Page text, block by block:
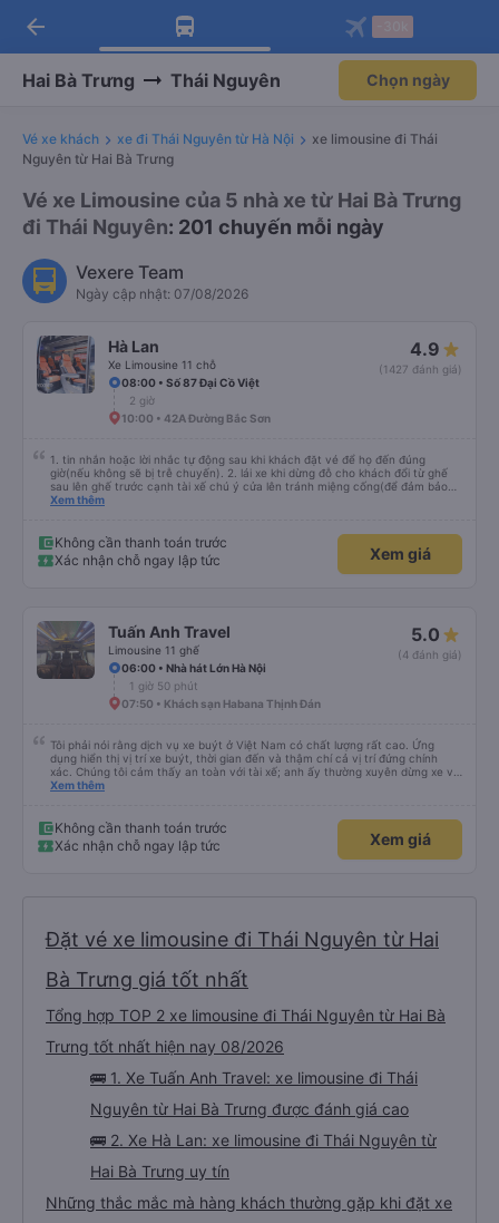
Tải app Vexere ngay!
Nhận ưu đãi thành viên độc
Mở app
Tải app Vexere
-30k/ghế khi đặt vé máy bay qua
Mở app
arrow_back
Hai Bà Trưng Thái Nguyên Chọn ngày
Vé xe khách xe đi Thái Nguyên từ Hà Nội
xe limousine đi Thái
Nguyên từ Hai Bà Trưng
Vé xe Limousine của 5 nhà xe từ Hai Bà Trưng
đi Thái Nguyên: 201 chuyến mỗi ngày
Vexere Team
Ngày cập nhật: 07/08/2026
Hà Lan
Xe Limousine 11 chỗ
4.9
(1427 đánh giá)
08:00 • Số 87 Đại Cồ Việt
2 giờ
10:00 • 42A Đường Bắc Sơn
1. tin nhắn hoặc lời nhắc tự động sau khi khách đặt vé để họ đến đúng
giờ(nếu không sẽ bị trễ chuyến). 2. lái xe khi dừng đỗ cho khách đổi từ ghế
sau lên ghế trước cạnh tài xế chú ý cửa lên tránh miệng cống(để đảm bảo
an toàn cho khách- tại HN: miệng cống bằng sắt chữ nhật dạng ô lưới, cửa
Tng kịp 20h, để khách nối chuyến Xe 11 chỗ nên thoáng đãng.
Xem thêm
Không cần thanh toán trước
Xác nhận chỗ ngay lập tức
Xem giá
Tuấn Anh Travel
Limousine 11 ghế
5.0
(4 đánh giá)
06:00 • Nhà hát Lớn Hà Nội
1 giờ 50 phút
07:50 • Khách sạn Habana Thịnh Đán
Tôi phải nói rằng dịch vụ xe buýt ở Việt Nam có chất lượng rất cao. Ứng
dụng hiển thị vị trí xe buýt, thời gian đến và thậm chí cả vị trí đứng chính
xác. Chúng tôi cảm thấy an toàn với tài xế; anh ấy thường xuyên dừng xe và
hỏi chúng tôi có cần gì không. Chúng tôi rất hài lòng. Chúng tôi đánh giá cao
Xem thêm
Không cần thanh toán trước
Xác nhận chỗ ngay lập tức
Xem giá
Đặt vé xe limousine đi Thái Nguyên từ Hai
Bà Trưng giá tốt nhất
Tổng hợp TOP 2 xe limousine đi Thái Nguyên từ Hai Bà
Trưng tốt nhất hiện nay 08/2026
🚌 1. Xe Tuấn Anh Travel: xe limousine đi Thái
Nguyên từ Hai Bà Trưng được đánh giá cao
🚌 2. Xe Hà Lan: xe limousine đi Thái Nguyên từ
Hai Bà Trưng uy tín
Những thắc mắc mà hàng khách thường gặp khi đặt xe